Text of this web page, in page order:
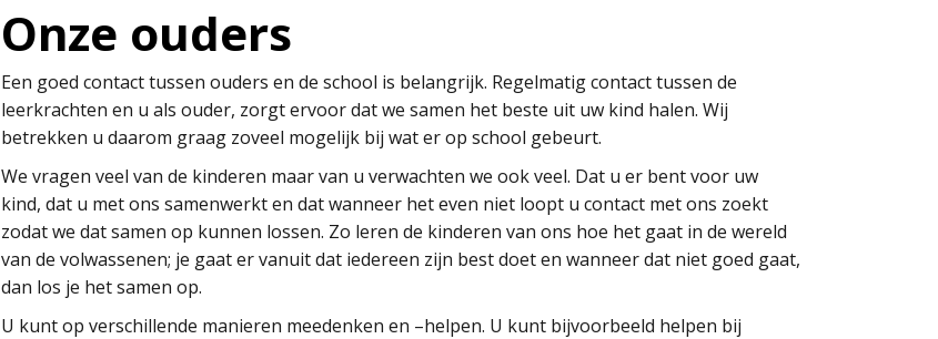
Onze ouders
Een goed contact tussen ouders en de school is belangrijk. Regelmatig contact tussen de
leerkrachten en u als ouder, zorgt ervoor dat we samen het beste uit uw kind halen. Wij
betrekken u daarom graag zoveel mogelijk bij wat er op school gebeurt.
We vragen veel van de kinderen maar van u verwachten we ook veel. Dat u er bent voor uw
kind, dat u met ons samenwerkt en dat wanneer het even niet loopt u contact met ons zoekt
zodat we dat samen op kunnen lossen. Zo leren de kinderen van ons hoe het gaat in de wereld
van de volwassenen; je gaat er vanuit dat iedereen zijn best doet en wanneer dat niet goed gaat,
dan los je het samen op.
U kunt op verschillende manieren meedenken en –helpen. U kunt bijvoorbeeld helpen bij